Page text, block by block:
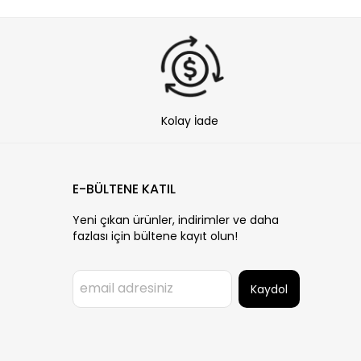
Kolay İade
E-BÜLTENE KATIL
Yeni çıkan ürünler, indirimler ve daha
fazlası için bültene kayıt olun!
Kaydol